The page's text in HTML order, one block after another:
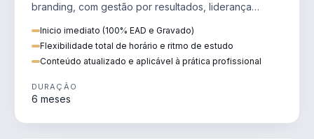
branding, com gestão por resultados, liderança
Inicio imediato (100% EAD e Gravado)
Flexibilidade total de horário e ritmo de estudo
Conteúdo atualizado e aplicável à prática profissional
DURAÇÃO
6 meses